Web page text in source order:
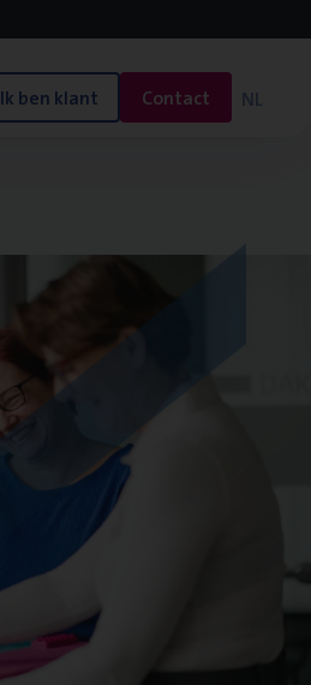
Ik ben klant Contact NL